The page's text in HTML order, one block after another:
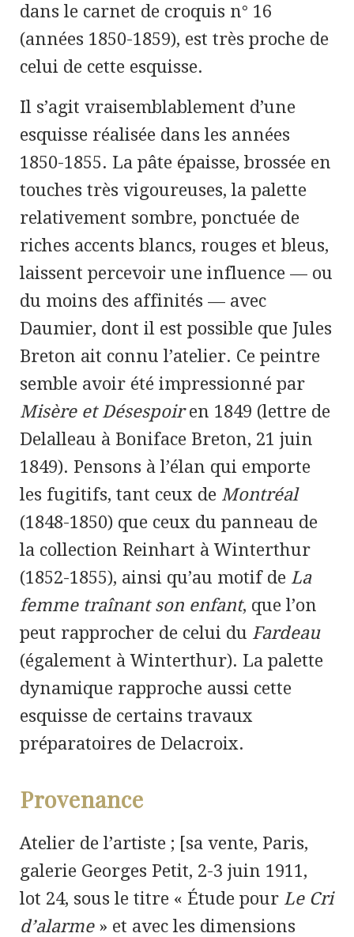
dans le carnet de croquis n° 16
(années 1850-1859), est très proche de
celui de cette esquisse.
Il s’agit vraisemblablement d’une
esquisse réalisée dans les années
1850-1855. La pâte épaisse, brossée en
touches très vigoureuses, la palette
relativement sombre, ponctuée de
riches accents blancs, rouges et bleus,
laissent percevoir une influence — ou
du moins des affinités — avec
Daumier, dont il est possible que Jules
Breton ait connu l’atelier. Ce peintre
semble avoir été impressionné par
Misère et Désespoiren 1849 (lettre de
Delalleau à Boniface Breton, 21 juin
1849). Pensons à l’élan qui emporte
les fugitifs, tant ceux de Montréal
(1848-1850) que ceux du panneau de
la collection Reinhart à Winterthur
(1852-1855), ainsi qu’au motif de La
femme traînant son enfant, que l’on
peut rapprocher de celui du Fardeau
(également à Winterthur). La palette
dynamique rapproche aussi cette
esquisse de certains travaux
préparatoires de Delacroix.
Provenance
Atelier de l’artiste ; [sa vente, Paris,
galerie Georges Petit, 2-3 juin 1911,
lot 24, sous le titre « Étude pour Le Cri
d’alarme» et avec les dimensions